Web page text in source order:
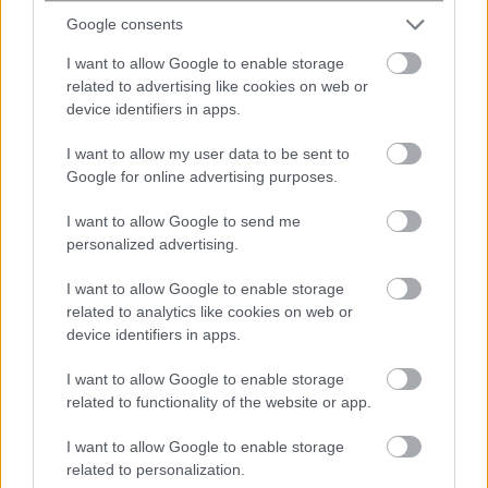
Google consents
I want to allow Google to enable storage
related to advertising like cookies on web or
device identifiers in apps.
I want to allow my user data to be sent to
Google for online advertising purposes.
I want to allow Google to send me
personalized advertising.
I want to allow Google to enable storage
related to analytics like cookies on web or
device identifiers in apps.
I want to allow Google to enable storage
related to functionality of the website or app.
I want to allow Google to enable storage
related to personalization.
Θερμοκρασία: Από 13 έως 23 με 24 βαθμούς
ΠΡΟΓΝΩΣΗ ΓΙΑ ΑΥΡΙΟ ΣΑΒΒΑΤΟ 16-05-
Λίγες νεφώσεις που γρήγορα στα δυτικά και
και θα σημειωθούν τοπικές βροχές. Σποραδικές
καταιγίδες θα εκδηλωθούν στα δυτικά και τη
Μακεδονία. Τα φαινόμενα αργά το βράδυ θα
περιοριστούν στα βορειοανατολικά και στις
υπόλοιπες περιοχές θα σταματήσουν.
Οι μετεωρολογικές συνθήκες ευνοούν τη
μεταφορά αφρικανικής σκόνης στα νότια
Οι άνεμοι θα πνέουν από νότιες διευθύνσεις 3 με